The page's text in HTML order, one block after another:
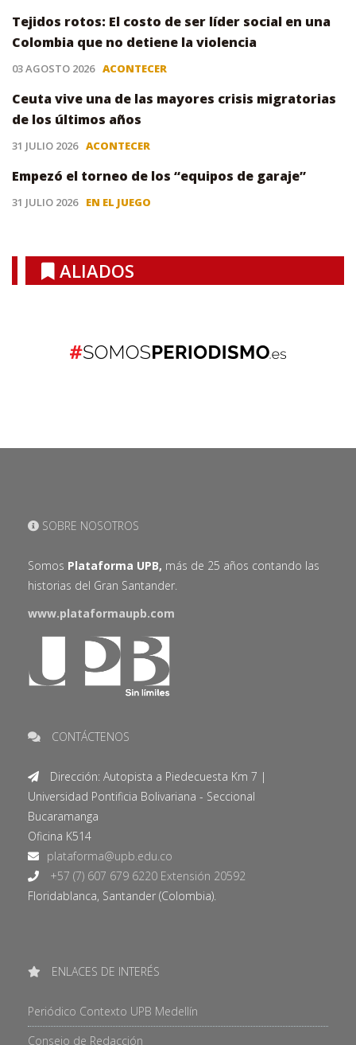
Tejidos rotos: El costo de ser líder social en una
Colombia que no detiene la violencia
03 AGOSTO 2026 ACONTECER
Ceuta vive una de las mayores crisis migratorias
de los últimos años
31 JULIO 2026 ACONTECER
Empezó el torneo de los “equipos de garaje”
31 JULIO 2026 EN EL JUEGO
ALIADOS
SOBRE NOSOTROS
Somos Plataforma UPB, más de 25 años contando las
historias del Gran Santander.
www.plataformaupb.com
CONTÁCTENOS
Dirección: Autopista a Piedecuesta Km 7 |
Universidad Pontificia Bolivariana - Seccional
Bucaramanga
Oficina K514
+57 (7) 607 679 6220 Extensión 20592
Floridablanca, Santander (Colombia).
ENLACES DE INTERÉS
Periódico Contexto UPB Medellín
Consejo de Redacción